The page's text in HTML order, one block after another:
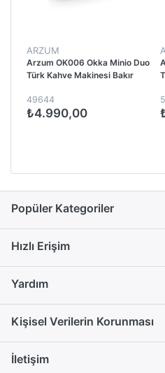
ARZUM
Arzum OK006 Okka Minio Duo
Türk Kahve Makinesi Bakır
49644
₺4.990,00
Popüler Kategoriler
Hızlı Erişim
Yardım
Kişisel Verilerin Korunması
İletişim